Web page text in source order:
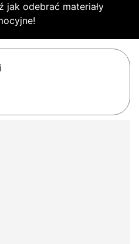
jak odebrać materiały